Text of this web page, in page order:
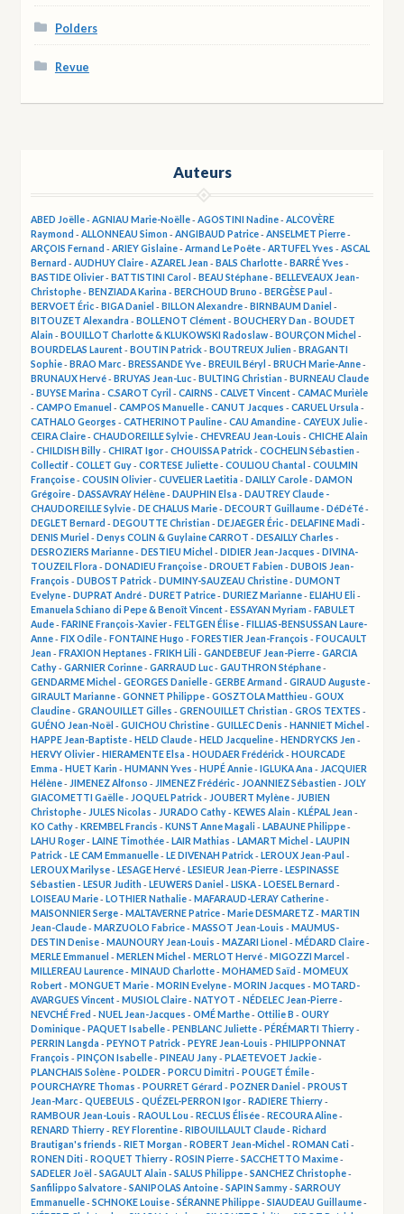
Polders
Revue
Auteurs
ABED Joëlle-AGNIAU Marie-Noëlle-AGOSTINI Nadine-ALCOVÈRE
Raymond -ALLONNEAU Simon -ANGIBAUD Patrice-ANSELMET Pierre-
ARÇOIS Fernand -ARIEY Gislaine-Armand Le Poête-ARTUFEL Yves -ASCAL
Bernard -AUDHUY Claire-AZAREL Jean -BALS Charlotte-BARRÉ Yves -
BASTIDE Olivier-BATTISTINI Carol -BEAU Stéphane-BELLEVEAUX Jean-
Christophe-BENZIADA Karina -BERCHOUD Bruno -BERGÈSE Paul -
BERVOET Éric-BIGA Daniel -BILLON Alexandre-BIRNBAUM Daniel -
BITOUZET Alexandra -BOLLENOT Clément-BOUCHERY Dan -BOUDET
Alain -BOUILLOT Charlotte & KLUKOWSKI Radoslaw-BOURÇON Michel -
BOURDELAS Laurent-BOUTIN Patrick-BOUTREUX Julien -BRAGANTI
Sophie-BRAO Marc-BRESSANDE Yve-BREUIL Béryl -BRUCH Marie-Anne-
BRUNAUX Hervé-BRUYAS Jean-Luc-BULTING Christian -BURNEAU Claude
-BUYSE Marina -C.SAROT Cyril -CAIRNS -CALVET Vincent-CAMAC Murièle
-CAMPO Emanuel -CAMPOS Manuelle-CANUT Jacques -CARUEL Ursula -
CATHALO Georges -CATHERINOT Pauline-CAU Amandine-CAYEUX Julie-
CEIRA Claire-CHAUDOREILLE Sylvie-CHEVREAU Jean-Louis -CHICHE Alain
-CHILDISH Billy-CHIRAT Igor-CHOUISSA Patrick-COCHELIN Sébastien -
Collectif-COLLET Guy-CORTESE Juliette-COULIOU Chantal -COULMIN
Françoise-COUSIN Olivier-CUVELIER Laetitia -DAILLY Carole-DAMON
Grégoire-DASSAVRAY Hélène-DAUPHIN Elsa -DAUTREY Claude -
CHAUDOREILLE Sylvie-DE CHALUS Marie-DECOURT Guillaume-DéDéTé-
DEGLET Bernard -DEGOUTTE Christian -DEJAEGER Éric-DELAFINE Madi-
DENIS Muriel -Denys COLIN & Guylaine CARROT -DESAILLY Charles -
DESROZIERS Marianne-DESTIEU Michel -DIDIER Jean-Jacques -DIVINA-
TOUZEIL Flora -DONADIEU Françoise-DROUET Fabien -DUBOIS Jean-
François -DUBOST Patrick-DUMINY-SAUZEAU Christine-DUMONT
Evelyne-DUPRAT André-DURET Patrice-DURIEZ Marianne-ELIAHU Eli-
Emanuela Schiano di Pepe & Benoît Vincent-ESSAYAN Myriam -FABULET
Aude-FARINE François-Xavier-FELTGEN Élise-FILLIAS-BENSUSSAN Laure-
Anne-FIX Odile-FONTAINE Hugo -FORESTIER Jean-François -FOUCAULT
Jean -FRAXION Heptanes -FRIKH Lili-GANDEBEUF Jean-Pierre-GARCIA
Cathy-GARNIER Corinne-GARRAUD Luc-GAUTHRON Stéphane-
GENDARME Michel -GEORGES Danielle-GERBE Armand -GIRAUD Auguste-
GIRAULT Marianne-GONNET Philippe-GOSZTOLA Matthieu -GOUX
Claudine-GRANOUILLET Gilles -GRENOUILLET Christian -GROS TEXTES -
GUÉNO Jean-Noël -GUICHOU Christine-GUILLEC Denis -HANNIET Michel -
HAPPE Jean-Baptiste-HELD Claude-HELD Jacqueline-HENDRYCKS Jen -
HERVY Olivier-HIERAMENTE Elsa -HOUDAER Frédérick-HOURCADE
Emma -HUET Karin -HUMANN Yves -HUPÉ Annie-IGLUKA Ana - JACQUIER
Hélène- JIMENEZ Alfonso - JIMENEZ Frédéric- JOANNIEZ Sébastien - JOLY
GIACOMETTI Gaëlle- JOQUEL Patrick- JOUBERT Mylène- JUBIEN
Christophe- JULES Nicolas - JURADO Cathy-KEWES Alain -KLÉPAL Jean -
KO Cathy-KREMBEL Francis -KUNST Anne Magali-LABAUNE Philippe-
LAHU Roger-LAINE Timothée-LAIR Mathias -LAMART Michel -LAUPIN
Patrick-LE CAM Emmanuelle-LE DIVENAH Patrick-LEROUX Jean-Paul -
LEROUX Marilyse-LESAGE Hervé-LESIEUR Jean-Pierre-LESPINASSE
Sébastien -LESUR Judith -LEUWERS Daniel -LISKA-LOESEL Bernard -
LOISEAU Marie-LOTHIER Nathalie-MAFARAUD-LERAY Catherine-
MAISONNIER Serge-MALTAVERNE Patrice-Marie DESMARETZ-MARTIN
Jean-Claude-MARZUOLO Fabrice-MASSOT Jean-Louis -MAUMUS-
DESTIN Denise-MAUNOURY Jean-Louis -MAZARI Lionel -MÉDARD Claire-
MERLE Emmanuel -MERLEN Michel -MERLOT Hervé-MIGOZZI Marcel -
MILLEREAU Laurence-MINAUD Charlotte-MOHAMED Saïd -MOMEUX
Robert-MONGUET Marie-MORIN Evelyne-MORIN Jacques -MOTARD-
AVARGUES Vincent-MUSIOL Claire-NATYOT -NÉDELEC Jean-Pierre-
NEVCHÉ Fred -NUEL Jean-Jacques -OMÉ Marthe-Ottilie B -OURY
Dominique-PAQUET Isabelle-PENBLANC Juliette-PÉRÉMARTI Thierry-
PERRIN Langda -PEYNOT Patrick-PEYRE Jean-Louis -PHILIPPONNAT
François -PINÇON Isabelle-PINEAU Jany-PLAETEVOET Jackie-
PLANCHAIS Solène-POLDER -PORCU Dimitri-POUGET Émile-
POURCHAYRE Thomas -POURRET Gérard -POZNER Daniel -PROUST
Jean-Marc-QUEBEULS -QUÉZEL-PERRON Igor-RADIERE Thierry-
RAMBOUR Jean-Louis -RAOUL Lou -RECLUS Élisée-RECOURA Aline-
RENARD Thierry-REY Florentine-RIBOUILLAULT Claude-Richard
Brautigan's friends -RIET Morgan -ROBERT Jean-Michel -ROMAN Cati-
RONEN Diti-ROQUET Thierry-ROSIN Pierre-SACCHETTO Maxime-
SADELER Joël -SAGAULT Alain -SALUS Philippe-SANCHEZ Christophe-
Sanfilippo Salvatore-SANIPOLAS Antoine-SAPIN Sammy-SARROUY
Emmanuelle-SCHNOKE Louise-SÉRANNE Philippe-SIAUDEAU Guillaume-